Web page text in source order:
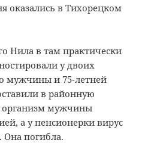
оказались в Тихорецком
Нила в там практически
у двоих
мужчины и 75-летней
в районную
мужчины
а у пенсионерки вирус
Она погибла.